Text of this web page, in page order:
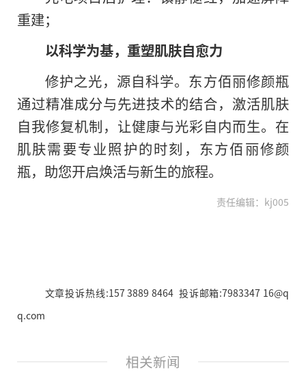
重建；
以科学为基，重塑肌肤自愈力
修护之光，源自科学。东方佰丽修颜瓶
通过精准成分与先进技术的结合，激活肌肤
自我修复机制，让健康与光彩自内而生。在
肌肤需要专业照护的时刻，东方佰丽修颜
瓶，助您开启焕活与新生的旅程。
责任编辑：kj005
文章投诉热线:157 3889 8464 投诉邮箱:7983347 16@q
q.com
相关新闻